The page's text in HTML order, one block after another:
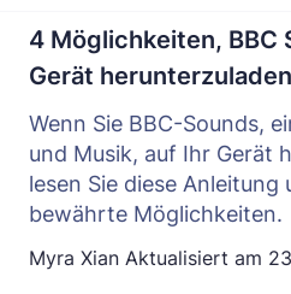
4 Möglichkeiten, BBC
Gerät herunterzuladen
Wenn Sie BBC-Sounds,
und Musik, auf Ihr Gerät
lesen Sie diese Anleitung
bewährte Möglichkeiten.
Myra Xian Aktualisiert am